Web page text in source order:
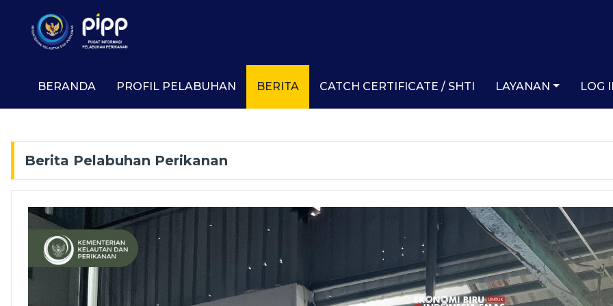
BERANDA PROFIL PELABUHAN BERITA CATCH CERTIFICATE / SHTI LAYANAN LOG
Berita Pelabuhan Perikanan